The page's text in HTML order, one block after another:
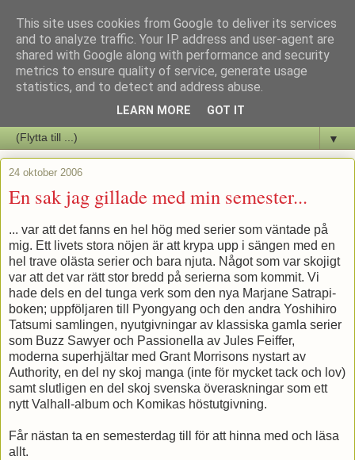
Staffars Seriers Blog
Vi skriver om serienyheter av alla de slag samt om vad som sker i
▼
24 oktober 2006
En sak jag gillade med min semester...
... var att det fanns en hel hög med serier som väntade på
mig. Ett livets stora nöjen är att krypa upp i sängen med en
hel trave olästa serier och bara njuta. Något som var skojigt
var att det var rätt stor bredd på serierna som kommit. Vi
hade dels en del tunga verk som den nya Marjane Satrapi-
boken; uppföljaren till Pyongyang och den andra Yoshihiro
Tatsumi samlingen, nyutgivningar av klassiska gamla serier
som Buzz Sawyer och Passionella av Jules Feiffer,
moderna superhjältar med Grant Morrisons nystart av
Authority, en del ny skoj manga (inte för mycket tack och lov)
samt slutligen en del skoj svenska överaskningar som ett
nytt Valhall-album och Komikas höstutgivning.
Får nästan ta en semesterdag till för att hinna med och läsa
allt.
This site uses cookies from Google to deliver its services
and to analyze traffic. Your IP address and user-agent are
shared with Google along with performance and security
metrics to ensure quality of service, generate usage
statistics, and to detect and address abuse.
LEARN MORE GOT IT